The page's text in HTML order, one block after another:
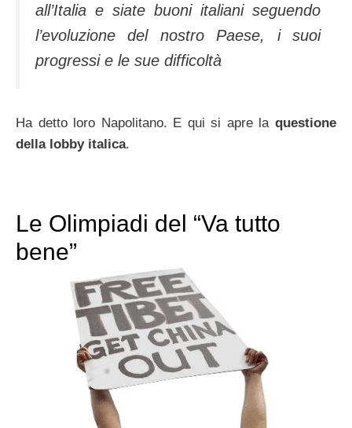
all’Italia e siate buoni italiani seguendo
l’evoluzione del nostro Paese, i suoi
progressi e le sue difficoltà
Ha detto loro Napolitano. E qui si apre la questione
della lobby italica.
Le Olimpiadi del “Va tutto
bene”